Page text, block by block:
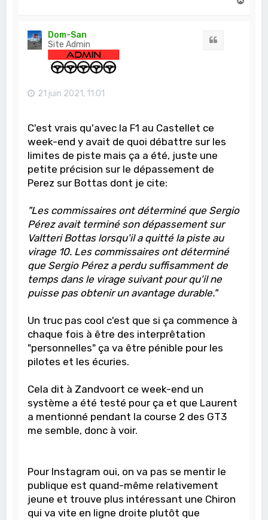
Dom-San
Site Admin
21 juin 2021, 11:01
C'est vrais qu'avec la F1 au Castellet ce
week-end y avait de quoi débattre sur les
limites de piste mais ça a été, juste une
petite précision sur le dépassement de
Perez sur Bottas dont je cite:
"Les commissaires ont déterminé que Sergio
Pérez avait terminé son dépassement sur
Valtteri Bottas lorsqu'il a quitté la piste au
virage 10. Les commissaires ont déterminé
que Sergio Pérez a perdu suffisamment de
temps dans le virage suivant pour qu'il ne
puisse pas obtenir un avantage durable."
Un truc pas cool c'est que si ça commence à
chaque fois à être des interprêtation
"personnelles" ça va être pénible pour les
pilotes et les écuries.
Cela dit à Zandvoort ce week-end un
système a été testé pour ça et que Laurent
a mentionné pendant la course 2 des GT3
me semble, donc à voir.
Pour Instagram oui, on va pas se mentir le
publique est quand-même relativement
jeune et trouve plus intéressant une Chiron
qui va vite en ligne droite plutôt que